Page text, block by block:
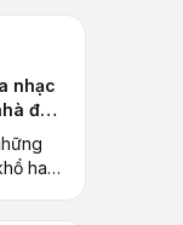
nhạc
đặc
hay